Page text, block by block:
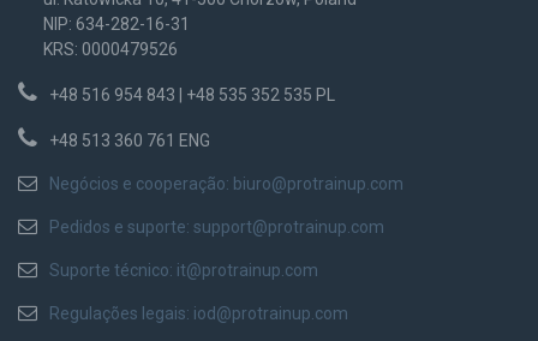
NIP: 634-282-16-31
KRS: 0000479526
+48 516 954 843 | +48 535 352 535 PL
+48 513 360 761 ENG
Negócios e cooperação: biuro@protrainup.com
Pedidos e suporte: support@protrainup.com
Suporte técnico: it@protrainup.com
Regulações legais: iod@protrainup.com